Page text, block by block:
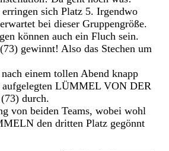
sich Platz 5. Irgendwo
bei dieser Gruppengröße.
können auch ein Fluch sein.
gewinnt! Also das Stechen um
einem tollen Abend knapp
aufgelegten LÜMMEL VON DER
durch.
von beiden Teams, wobei wohl
den dritten Platz gegönnt